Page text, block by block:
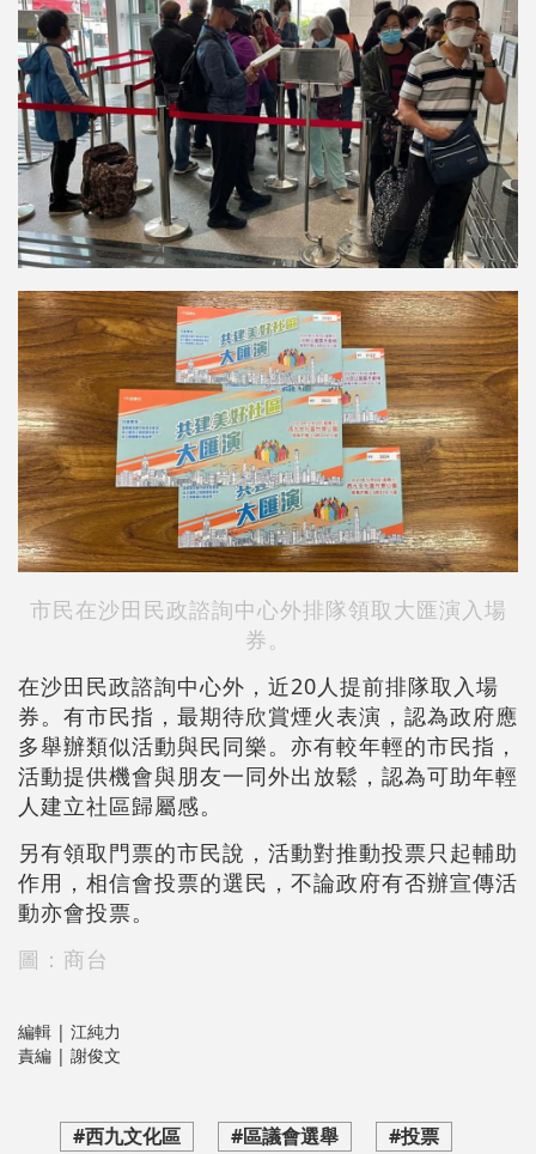
市民在沙田民政諮詢中心外排隊領取大匯演入場
券。
在沙田民政諮詢中心外，近20人提前排隊取入場
券。有市民指，最期待欣賞煙火表演，認為政府應
多舉辦類似活動與民同樂。亦有較年輕的市民指，
活動提供機會與朋友一同外出放鬆，認為可助年輕
人建立社區歸屬感。
另有領取門票的市民說，活動對推動投票只起輔助
作用，相信會投票的選民，不論政府有否辦宣傳活
動亦會投票。
圖：商台
編輯 | 江純力
責編 | 謝俊文
#西九文化區 #區議會選舉
#投票